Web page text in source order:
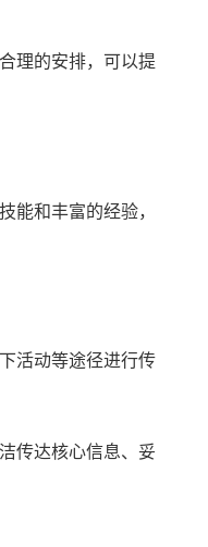
理的安排，可以提
能和丰富的经验，
活动等途径进行传
传达核心信息、妥